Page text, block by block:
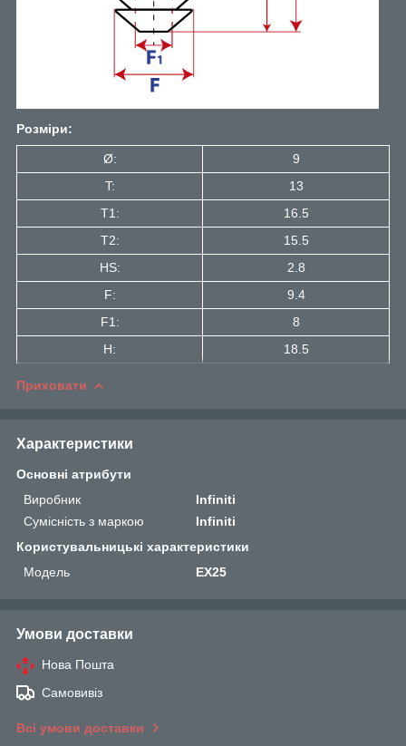
Розміри:
Ø:
9
T:
13
T1:
16.5
Т2:
15.5
HS:
2.8
F:
9.4
F1:
8
H:
18.5
Приховати
Характеристики
Основні атрибути
Виробник
Infiniti
Сумісність з маркою
Infiniti
Користувальницькі характеристики
Мoдель
EX25
Умови доставки
Нова Пошта
Самовивіз
Всі умови доставки